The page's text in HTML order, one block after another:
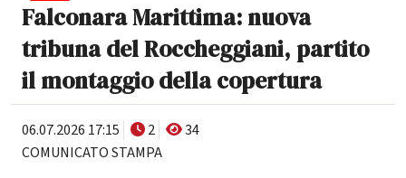
Falconara Marittima: nuova
tribuna del Roccheggiani, partito
il montaggio della copertura
06.07.2026 17:15 2
34
COMUNICATO STAMPA